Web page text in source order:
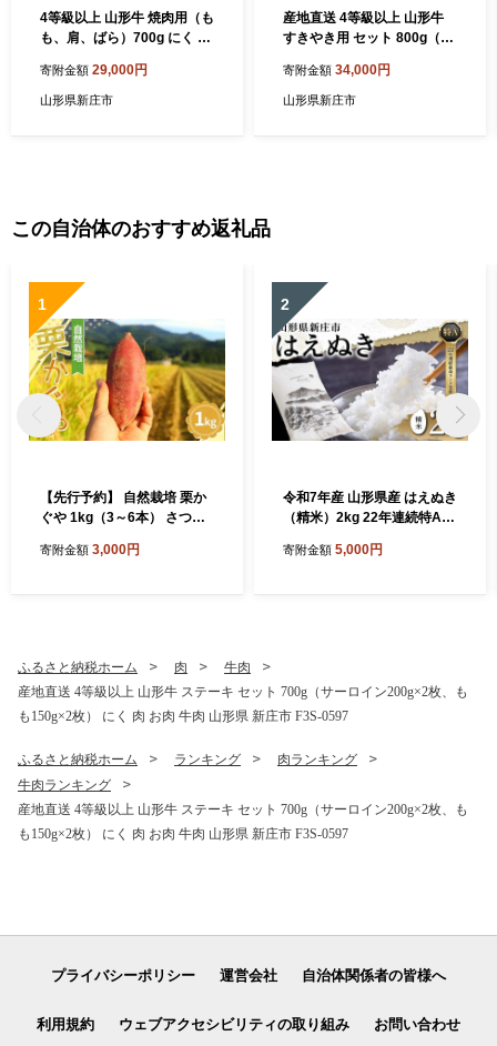
4等級以上 山形牛 焼肉用（も
も、肩、ばら）700g にく 肉
-2113
寄附金額 29,000円
山形県新庄市
産地直送 4等級以上 山形牛
すきやき用 セット 800g（ロ
お肉 牛肉 山形県 新庄市 F3S
-0598
寄附金額 34,000円
山形県新庄市
この自治体のおすすめ返礼品
1
【先行予約】 自然栽培 栗か
ぐや 1kg（3～6本） さつま
庄市 F3S-2636
寄附金額 3,000円
2
令和7年産 山形県産 はえぬき
（精米）2kg 22年連続特A受
庄市 F3S-2648
寄附金額 5,000円
ふるさと納税ホーム 肉
牛肉
産地直送 4等級以上 山形牛 ステーキ セット 700g（サーロイン200g×2枚、も
も150g×2枚） にく 肉 お肉 牛肉 山形県 新庄市 F3S-0597
ふるさと納税ホーム ランキング
肉ランキング
牛肉ランキング
産地直送 4等級以上 山形牛 ステーキ セット 700g（サーロイン200g×2枚、も
も150g×2枚） にく 肉 お肉 牛肉 山形県 新庄市 F3S-0597
プライバシーポリシー 運営会社 自治体関係者の皆様へ
利用規約 ウェブアクセシビリティの取り組み お問い合わせ